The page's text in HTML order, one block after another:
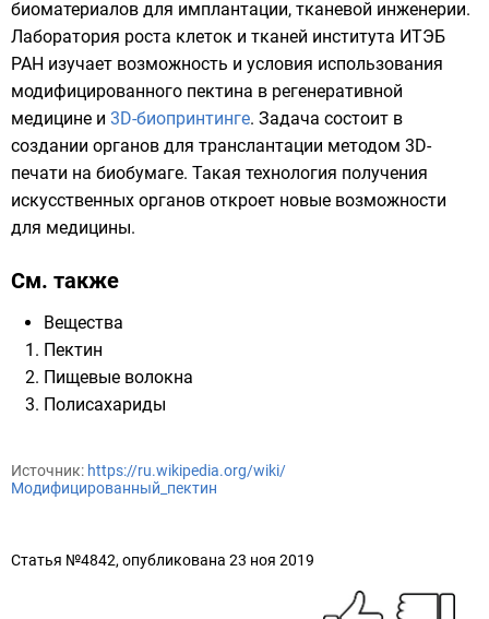
биоматериалов для имплантации, тканевой инженерии.
Лаборатория роста клеток и тканей института ИТЭБ
PAH изучает возможность и условия использования
модифицированного пектина в регенеративной
медицине и 3D-биопринтинге. Задача состоит в
создании органов для транслантации методом 3D-
печати на биобумаге. Такая технология получения
искусственных органов откроет новые возможности
для медицины.
См. также
Вещества
Пектин
Пищевые волокна
Полисахариды
Источник: https://ru.wikipedia.org/wiki/
Модифицированный_пектин
Статья №4842, опубликована 23 ноя 2019